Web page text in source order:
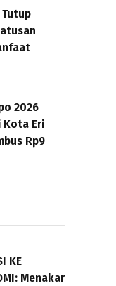
2026
Kota Eri
Rp9
KE
Menakar